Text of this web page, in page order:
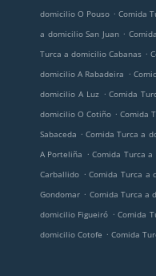
domicilio O Pouso . Comida
a domicilio San Juan .
Turca a domicilio Cabanas .
domicilio A Rabadeira .
domicilio A Luz . Comida
domicilio O Cotiño . Comida
Sabaceda . Comida Turca a
A Porteliña . Comida Turca
Carballido . Comida Turca a
Gondomar . Comida Turca a
domicilio Figueiró . Comida
domicilio Cotofe . Comida